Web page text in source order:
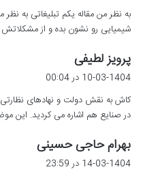
:
به نظر من مقاله یکم تبلیغاتی به
شیمیایی رو نشون بده و از
پرویز لطیفی
ت
:
10-03-1404 در 00:04
کاش به نقش دولت و نهادهای نظارتی
در صنایع هم اشاره می کردید. این
بهرام حاجی حسینی
14-03-1404 در 23:59